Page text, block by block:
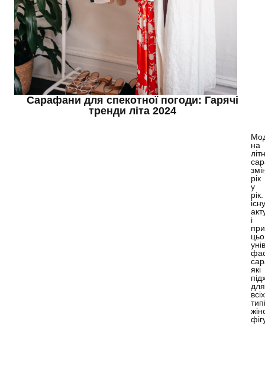
Сарафани для спекотної погоди: Гарячі
тренди літа 2024
на
рік
у
і
при
які
для
всіх